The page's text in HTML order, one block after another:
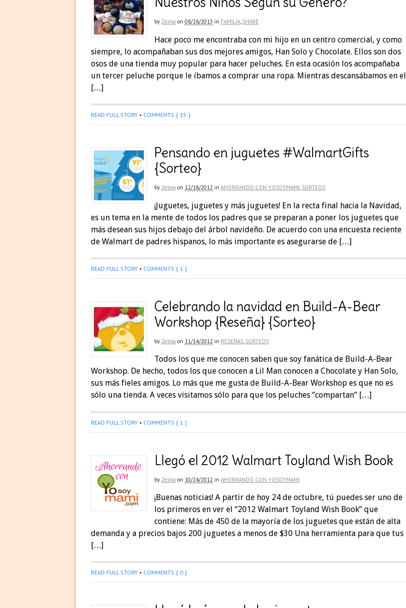
by Zelma on 08/26/2013 in FAMILIA, SHARE
Hace poco me encontraba con mi hijo en un centro comercial, y como
siempre, lo acompañaban sus dos mejores amigos, Han Solo y Chocolate. Ellos son dos
osos de una tienda muy popular para hacer peluches. En esta ocasión los acompañaba
un tercer peluche porque le íbamos a comprar una ropa. Mientras descansábamos en el
[…]
READ FULL STORY • COMMENTS { 15 }
Pensando en juguetes #WalmartGifts
{Sorteo}
by Zelma on 12/18/2012 in AHORRANDO CON YOSOYMAMI, SORTEOS
¡Juguetes, juguetes y más juguetes! En la recta final hacia la Navidad,
es un tema en la mente de todos los padres que se preparan a poner los juguetes que
más desean sus hijos debajo del árbol navideño. De acuerdo con una encuesta reciente
de Walmart de padres hispanos, lo más importante es asegurarse de […]
READ FULL STORY • COMMENTS { 1 }
Celebrando la navidad en Build-A-Bear
Workshop {Reseña} {Sorteo}
by Zelma on 11/14/2012 in RESEÑAS, SORTEOS
Todos los que me conocen saben que soy fanática de Build-A-Bear
Workshop. De hecho, todos los que conocen a Lil Man conocen a Chocolate y Han Solo,
sus más fieles amigos. Lo más que me gusta de Build-A-Bear Workshop es que no es
sólo una tienda. A veces visitamos sólo para que los peluches “compartan” […]
READ FULL STORY • COMMENTS { 1 }
Llegó el 2012 Walmart Toyland Wish Book
by Zelma on 10/24/2012 in AHORRANDO CON YOSOYMAMI
¡Buenas noticias! A partir de hoy 24 de octubre, tú puedes ser uno de
los primeros en ver el “2012 Walmart Toyland Wish Book” que
contiene: Más de 450 de la mayoría de los juguetes que están de alta
demanda y a precios bajos 200 juguetes a menos de $30 Una herramienta para que tus
[…]
READ FULL STORY • COMMENTS { 0 }